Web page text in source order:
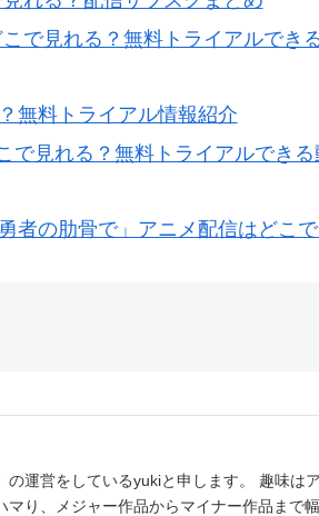
で見れる？無料トライアルでき
無料トライアル情報紹介
で見れる？無料トライアルできる
者の肋骨で」アニメ配信はどこで
の運営をしているyukiと申します。 趣味は
マり、メジャー作品からマイナー作品まで